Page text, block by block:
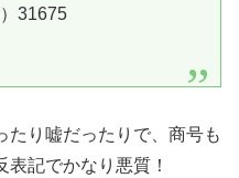
31675
たり嘘だったりで、商号も
記でかなり悪質！